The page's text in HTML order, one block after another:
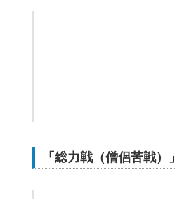
「総力戦（僧侶苦戦）」